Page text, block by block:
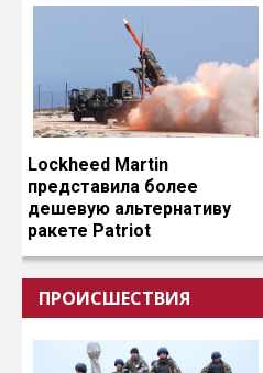
Lockheed Martin
представила более
дешевую альтернативу
ракете Patriot
ПРОИСШЕСТВИЯ